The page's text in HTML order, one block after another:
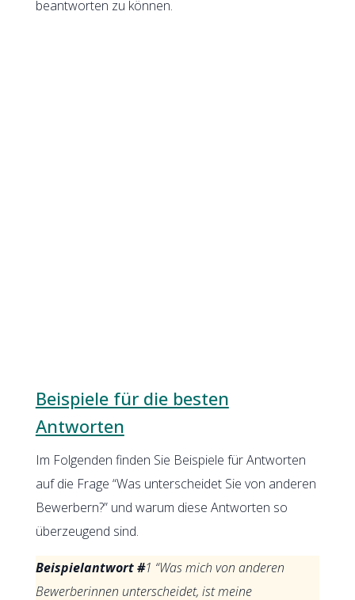
beantworten zu können.
Beispiele für die besten
Antworten
Im Folgenden finden Sie Beispiele für Antworten
auf die Frage “Was unterscheidet Sie von anderen
Bewerbern?” und warum diese Antworten so
überzeugend sind.
Beispielantwort #1 “Was mich von anderen
Bewerberinnen unterscheidet, ist meine